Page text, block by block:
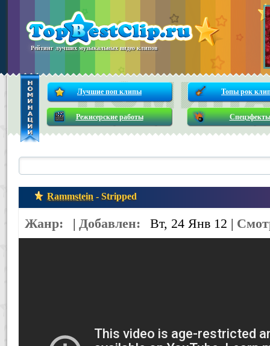
Рейтинг лучших музыкальных видео клипов
Лучшие поп клипы Топы рок
Режисерские работы Спецэфекты
Rammstein - Stripped
Жанр: | Добавлен: Вт, 24 Янв 12 |